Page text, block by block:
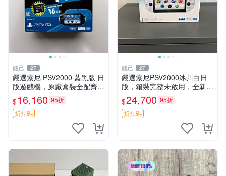
觀己 27
嚴選索尼 PSV2000 藍黑版 日
版遊戲機，原廠盒裝全配齊，
近乎全新狀態，中古精品值得
收藏 PSV2000 日版 游戲機
紅包裝
$16,160 95折
折扣碼
觀己 27
嚴選索尼PSV2000冰川白日
版，箱裝完整未啟用，全新如
初體驗電子新品推薦遊戲掌機
嚴選收藏 psv2000 日版 新三
色冰川 白 新品 掌上遊戲機
$24,700 95折
折扣碼